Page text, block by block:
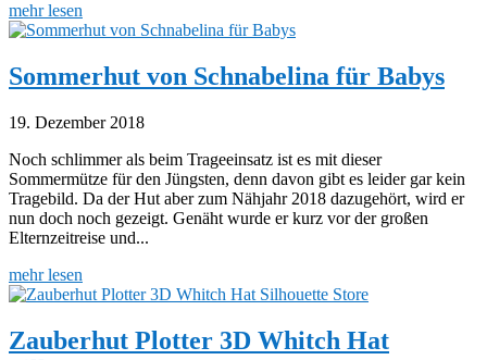
mehr lesen
Sommerhut von Schnabelina für Babys
19. Dezember 2018
Noch schlimmer als beim Trageeinsatz ist es mit dieser
Sommermütze für den Jüngsten, denn davon gibt es leider gar kein
Tragebild. Da der Hut aber zum Nähjahr 2018 dazugehört, wird er
nun doch noch gezeigt. Genäht wurde er kurz vor der großen
Elternzeitreise und...
mehr lesen
Zauberhut Plotter 3D Whitch Hat